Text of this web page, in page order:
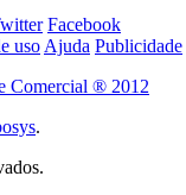
Facebook
uso Ajuda Publicidade
Comercial ® 2012
.